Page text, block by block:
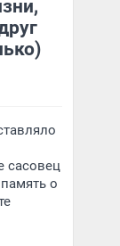
сасовец
о